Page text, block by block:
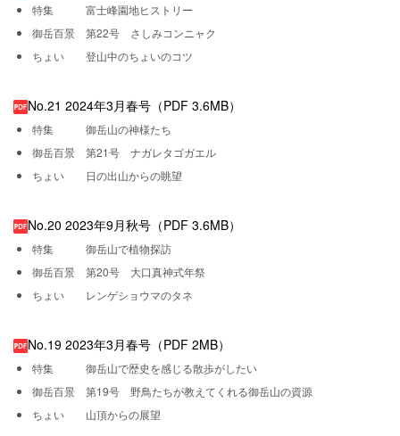
特集 富士峰園地ヒストリー
御岳百景 第22号 さしみコンニャク
ちょい 登山中のちょいのコツ
No.21 2024年3月春号（PDF 3.6MB）
特集 御岳山の神様たち
御岳百景 第21号 ナガレタゴガエル
ちょい 日の出山からの眺望
No.20 2023年9月秋号（PDF 3.6MB）
特集 御岳山で植物探訪
御岳百景 第20号 大口真神式年祭
ちょい レンゲショウマのタネ
No.19 2023年3月春号（PDF 2MB）
特集 御岳山で歴史を感じる散歩がしたい
御岳百景 第19号 野鳥たちが教えてくれる御岳山の資源
ちょい 山頂からの展望